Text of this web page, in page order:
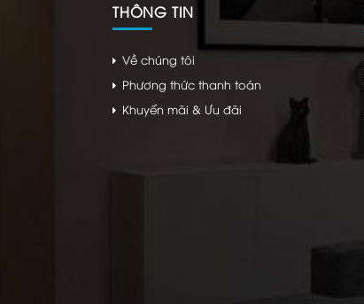
THÔNG TIN
Về chúng tôi
Phương thức thanh toán
Khuyến mãi & Ưu đãi